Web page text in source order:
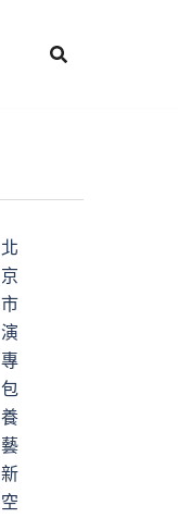
北
京
市
演
專
包
養
藝
新
空